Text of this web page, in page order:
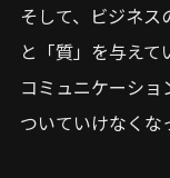
そして、ビジネス
と「質」を与えて
コミュニケーシ
ついていけなくな